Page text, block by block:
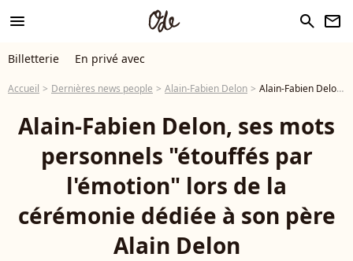
menu search newsletter
Billetterie En privé avec
Accueil Dernières news people Alain-Fabien Delon Alain-Fabien Delon, ses mots personnels "étouffés par l'émotion" lors de la cérémonie dédiée à son père Alain Delon
Alain-Fabien Delon, ses mots
personnels "étouffés par
l'émotion" lors de la
cérémonie dédiée à son père
Alain Delon